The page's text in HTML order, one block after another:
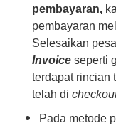
pembayaran,
pembayaran
Selesaikan
Invoice seperti
terdapat rincian
telah di
Pada metode